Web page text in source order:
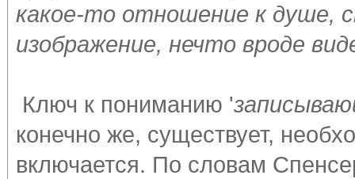
какое-то отношение к душе,
изображение, нечто вроде
Ключ к пониманию '
конечно же, существует,
включается. По словам